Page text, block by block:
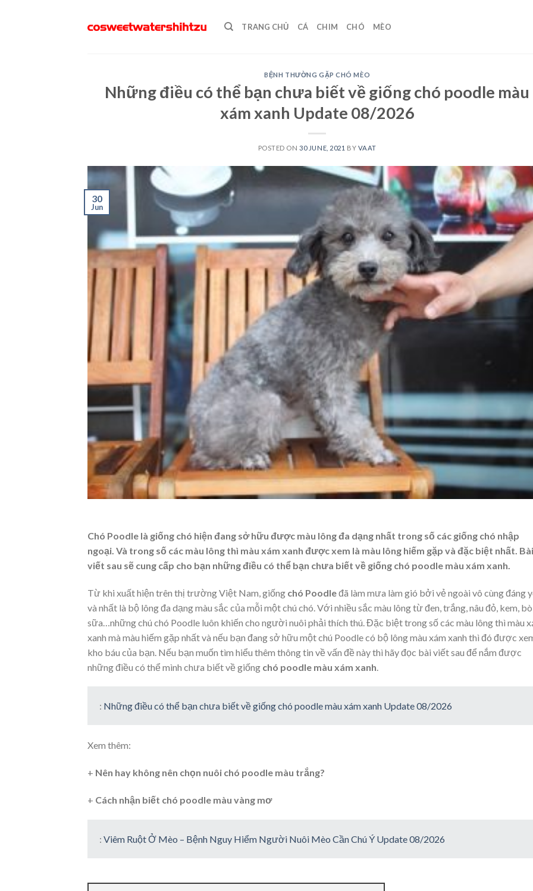
TRANG CHỦ CÁ CHIM CHÓ MÈO
BỆNH THƯỜNG GẶP CHÓ MÈO
Những điều có thể bạn chưa biết về giống chó poodle màu
xám xanh Update 08/2026
POSTED ON30 JUNE, 2021 BY VAAT
30
Jun
Chó Poodle là giống chó hiện đang sở hữu được màu lông đa dạng nhất trong số các giống chó nhập
ngoại. Và trong số các màu lông thì màu xám xanh được xem là màu lông hiếm gặp và đặc biệt nhất. Bài
viết sau sẽ cung cấp cho bạn những điều có thể bạn chưa biết về giống chó poodle màu xám xanh.
Từ khi xuất hiện trên thị trường Việt Nam, giống chó Poodleđã làm mưa làm gió bởi vẻ ngoài vô cùng đáng
và nhất là bộ lông đa dạng màu sắc của mỗi một chú chó. Với nhiều sắc màu lông từ đen, trắng, nâu đỏ, kem, bò
sữa…những chú chó Poodle luôn khiến cho người nuôi phải thích thú. Đặc biệt trong số các màu lông thì màu
xanh mà màu hiếm gặp nhất và nếu bạn đang sở hữu một chú Poodle có bộ lông màu xám xanh thì đó được
kho báu của bạn. Nếu bạn muốn tìm hiểu thêm thông tin về vấn đề này thì hãy đọc bài viết sau để nắm được
những điều có thể mình chưa biết về giống chó poodle màu xám xanh
: Những điều có thể bạn chưa biết về giống chó poodle màu xám xanh Update 08/2026
Xem thêm:
+ Nên hay không nên chọn nuôi chó poodle màu trắng?
+ Cách nhận biết chó poodle màu vàng mơ
: Viêm Ruột Ở Mèo – Bệnh Nguy Hiểm Người Nuôi Mèo Cần Chú Ý Update 08/2026